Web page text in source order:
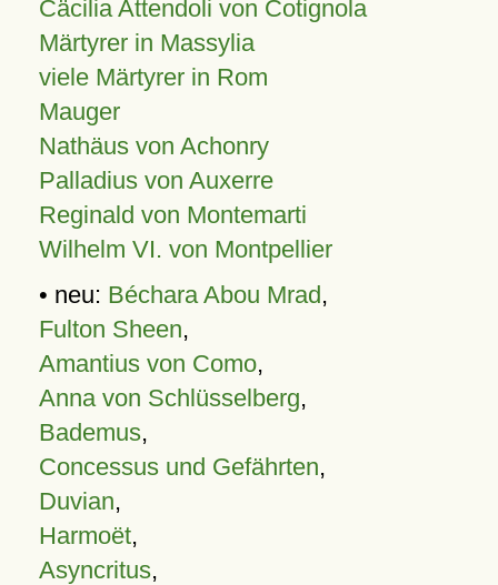
Cäcilia Attendoli von Cotignola
Märtyrer in Massylia
viele Märtyrer in Rom
Mauger
Nathäus von Achonry
Palladius von Auxerre
Reginald von Montemarti
Wilhelm VI. von Montpellier
• neu: Béchara Abou Mrad,
Fulton Sheen,
Amantius von Como,
Anna von Schlüsselberg,
Bademus,
Concessus und Gefährten,
Duvian,
Harmoët,
Asyncritus,